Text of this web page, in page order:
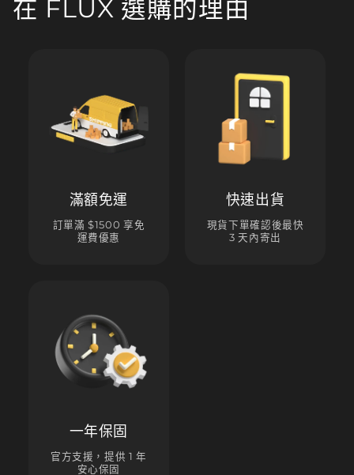
在 FLUX 選購的理由
滿額免運
訂單滿 $1500 享免
運費優惠
快速出貨
現貨下單確認後最快
3 天內寄出
一年保固
官方支援，提供 1 年
安心保固